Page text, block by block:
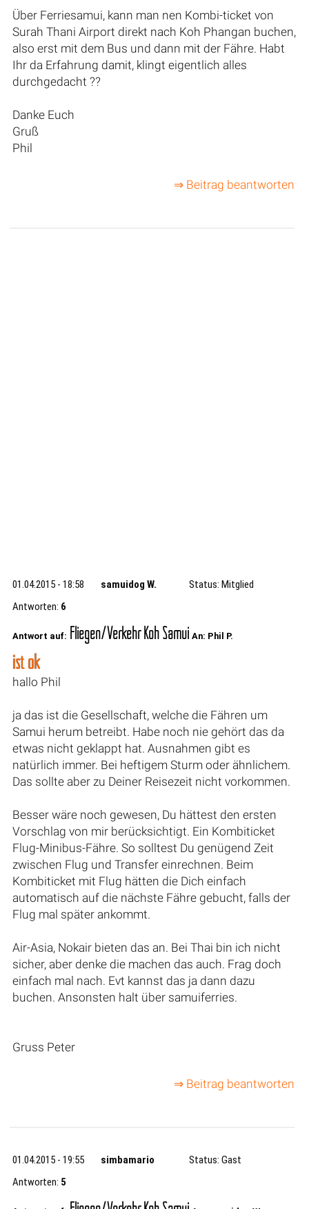
Über Ferriesamui, kann man nen Kombi-ticket von
Surah Thani Airport direkt nach Koh Phangan buchen,
also erst mit dem Bus und dann mit der Fähre. Habt
Ihr da Erfahrung damit, klingt eigentlich alles
durchgedacht ??
Danke Euch
Gruß
Phil
⇒ Beitrag beantworten
01.04.2015 - 18:58 samuidog W.
Status: Mitglied
Antworten: 6
Antwort auf: Fliegen/Verkehr Koh Samui An: Phil P.
ist ok
hallo Phil
ja das ist die Gesellschaft, welche die Fähren um
Samui herum betreibt. Habe noch nie gehört das da
etwas nicht geklappt hat. Ausnahmen gibt es
natürlich immer. Bei heftigem Sturm oder ähnlichem.
Das sollte aber zu Deiner Reisezeit nicht vorkommen.
Besser wäre noch gewesen, Du hättest den ersten
Vorschlag von mir berücksichtigt. Ein Kombiticket
Flug-Minibus-Fähre. So solltest Du genügend Zeit
zwischen Flug und Transfer einrechnen. Beim
Kombiticket mit Flug hätten die Dich einfach
automatisch auf die nächste Fähre gebucht, falls der
Flug mal später ankommt.
Air-Asia, Nokair bieten das an. Bei Thai bin ich nicht
sicher, aber denke die machen das auch. Frag doch
einfach mal nach. Evt kannst das ja dann dazu
buchen. Ansonsten halt über samuiferries.
Gruss Peter
⇒ Beitrag beantworten
01.04.2015 - 19:55 simbamario
Status: Gast
Antworten: 5